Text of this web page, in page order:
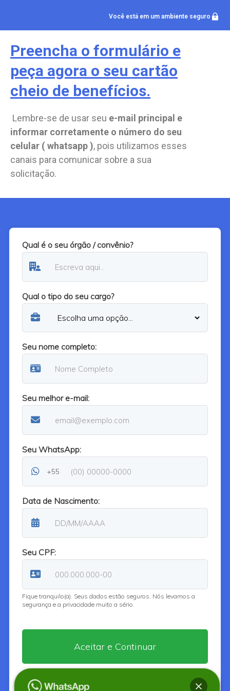
Você está em um ambiente seguro
Preencha o formulário e
peça agora o seu cartão
cheio de benefícios.
Lembre-se de usar seu e-mail principal e
informar corretamente o número do seu
celular ( whatsapp ), pois utilizamos esses
canais para comunicar sobre a sua
solicitação.
Qual é o seu órgão / convênio?
Qual o tipo do seu cargo?
Seu nome completo:
Seu melhor e-mail:
Seu WhatsApp:
+55
Data de Nascimento:
Seu CPF:
Fique tranquilo(a). Seus dados estão seguros. Nós levamos a
segurança e a privacidade muito a sério.
Política de Privacidade